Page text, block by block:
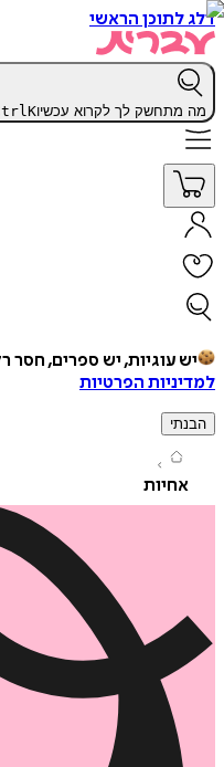
הראשי
לך לקרוא עכשיו Ctrl K
עוגיות, יש ספרים, חסר רק
הפרטיות